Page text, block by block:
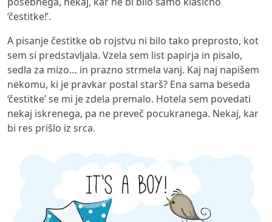
‘čestitke!’.
A pisanje čestitke ob rojstvu ni bilo tako preprosto, kot
sem si predstavljala. Vzela sem list papirja in pisalo,
sedla za mizo… in prazno strmela vanj. Kaj naj napišem
nekomu, ki je pravkar postal starš? Ena sama beseda
‘čestitke’ se mi je zdela premalo. Hotela sem povedati
nekaj iskrenega, pa ne preveč pocukranega. Nekaj, kar
bi res prišlo iz srca.